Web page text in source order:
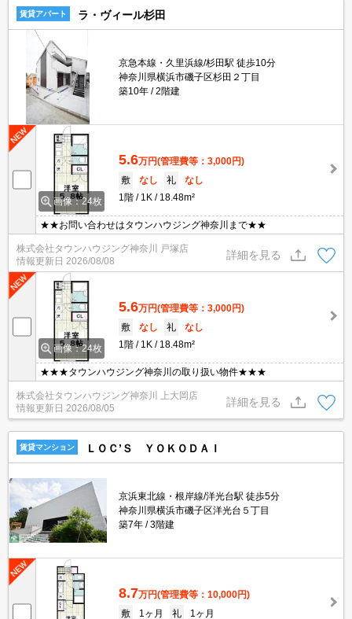
賃貸アパート ラ・ヴィール杉田
京急本線・久里浜線/杉田駅 徒歩10分
神奈川県横浜市磯子区杉田２丁目
築10年
2階建
画像：24枚
5.6万円(管理費等：3,000円)
敷
なし 礼
なし
1階
1K 18.48m²
★★お問い合わせはタウンハウジング神奈川まで★★
株式会社タウンハウジング神奈川 戸塚店
情報更新日 2026/08/08
詳細を見る
画像：24枚
5.6万円(管理費等：3,000円)
敷
なし 礼
なし
1階
1K 18.48m²
★★★タウンハウジング神奈川の取り扱い物件★★★
株式会社タウンハウジング神奈川 上大岡店
情報更新日 2026/08/05
詳細を見る
賃貸マンション ＬＯＣ’Ｓ ＹＯＫＯＤＡＩ
京浜東北線・根岸線/洋光台駅 徒歩5分
神奈川県横浜市磯子区洋光台５丁目
築7年
3階建
8.7万円(管理費等：10,000円)
敷
1ヶ月 礼
1ヶ月